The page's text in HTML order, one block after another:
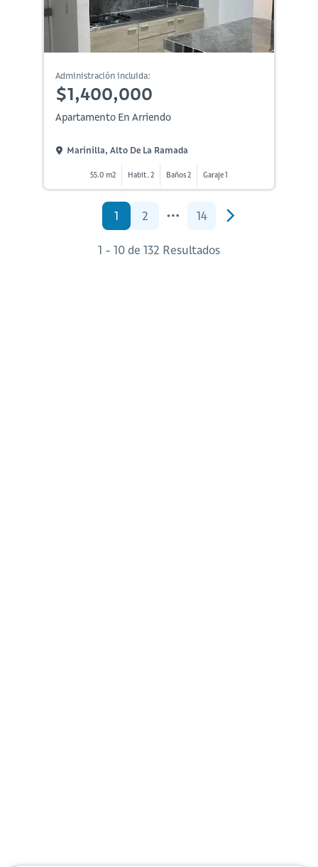
Administración incluida:
$1,400,000
Apartamento En Arriendo
Marinilla, Alto De La Ramada
55.0 m2 Habit. 2 Baños 2 Garaje 1
1 2 14
1 - 10 de 132 Resultados